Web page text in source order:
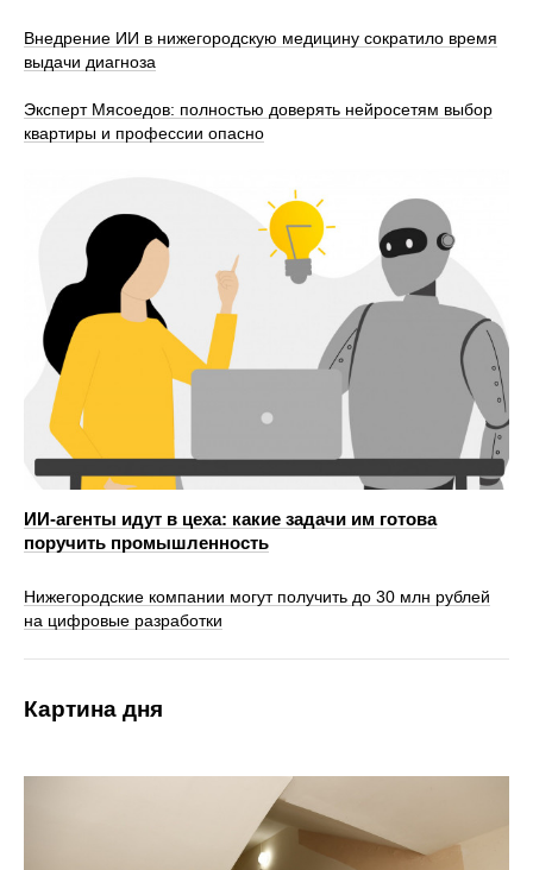
Внедрение ИИ в нижегородскую медицину сократило время
выдачи диагноза
Эксперт Мясоедов: полностью доверять нейросетям выбор
квартиры и профессии опасно
ИИ-агенты идут в цеха: какие задачи им готова
поручить промышленность
Нижегородские компании могут получить до 30 млн рублей
на цифровые разработки
Картина дня